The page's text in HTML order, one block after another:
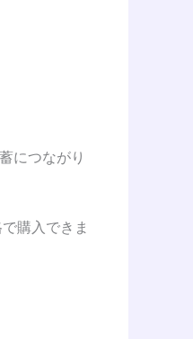
につながり
購入できま